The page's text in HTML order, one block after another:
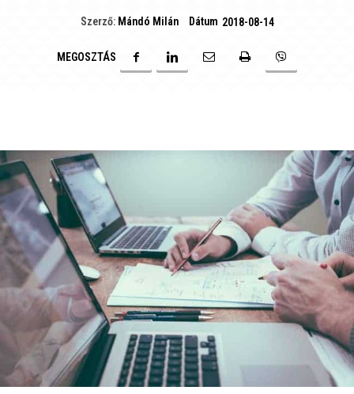
Szerző: Mándó Milán Dátum 2018-08-14
MEGOSZTÁS